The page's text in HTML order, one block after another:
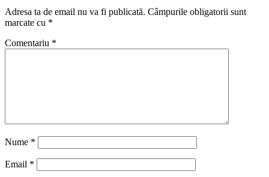
Adresa ta de email nu va fi publicată. Câmpurile obligatorii sunt
marcate cu *
Comentariu *
Nume *
Email *